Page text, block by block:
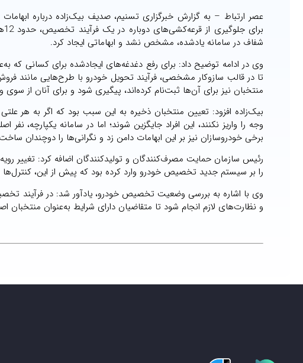
عصر ارتباط – به گزارش خبرگزاری تسنیم، صدیف بیک‌زاده درباره
شفاف در سامانه یادشده، مشخص نشد و ابهاماتی ایجاد کرد.
وی در ادامه توضیح داد: برای رفع دغدغه‌های ایجادشده برای کسانی
تا در قالب سازوکار مشخصی، فرآیند تحویل خودرو با طرح‌هایی مانند
منتخبان نیز برای آن‌ها ثبت‌نام کرده‌اند، پیگیری شود و برای آنان
بیک‌زاده افزود: تعیین منتخبان ذخیره به این سبب بود که اگر به هر
وجه را واریز نکنند، این افراد جایگزین شوند؛ اما در سامانه
برخی خودروسازان نیز بر این ابهامات دامن زد و نگرانی‌ها را دوچندان
رئیس سازمان حمایت مصرف‌کنندگان و تولیدکنندگان اضافه کرد:
را بر سیستم جدید تخصیص خودرو وارد کرده بود که پیش از این،
وی با اشاره به بررسی وضعیت تخصیص خودرو، یادآور شد: در فرآیند
و نظارت‌های لازم انجام شود تا متقاضیان دارای شرایط به‌عنوان